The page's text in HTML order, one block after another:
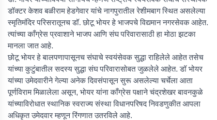
डॉक्टर केशव बळीराम हेडगेवार यांचे नागपुरातील रेशीमबाग स्थित असलेल्या
स्मृतिमंदिर परिसरातूनच डॉ. छोटू भोयर हे भाजपचे विद्यमान नगरसेवक आहेत.
त्यांच्या काँग्रेस प्रवाशाने भाजप आणि संघ परिवारासाठी हा मोठा झटका
मानला जात आहे.
छोटू भोयर हे बालपणापासूनच संघाचे स्वयंसेवक सुद्धा राहिलेले आहेत तसेच
यांच्या कुटुंबातील सदस्य सुद्धा संघ परिवारासोबत जुळलेले आहेत. डॉ भोयर
यांच्या उमेदवारीने गेल्या अनेक दिवसंपासून सुरू असलेल्या चर्चेला आता
पूर्णविराम मिळालेला असून, भोयर यांना काँग्रेस पक्षाने चंद्रशेखर बावनकुळे
यांच्याविरोधात स्थानिक स्वराज्य संस्था विधानपरिषद निवडणुकीत आपला
अधिकृत उमेदवार म्हणून रिंगणात उतरविले आहे.